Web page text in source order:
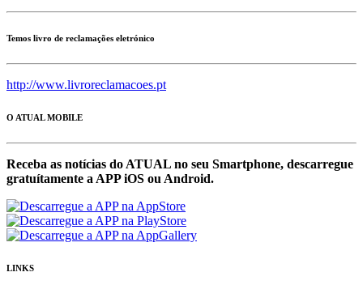
Temos livro de reclamações eletrónico
http://www.livroreclamacoes.pt
O ATUAL MOBILE
Receba as notícias do ATUAL no seu Smartphone, descarregue
gratuítamente a APP iOS ou Android.
LINKS